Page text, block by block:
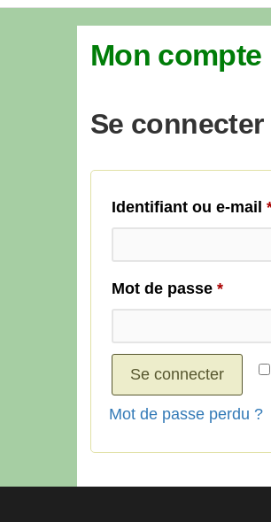
Mon compte
Se connecter
Identifiant ou e-mail
Mot de passe *
Se connecter
Mot de passe perdu ?